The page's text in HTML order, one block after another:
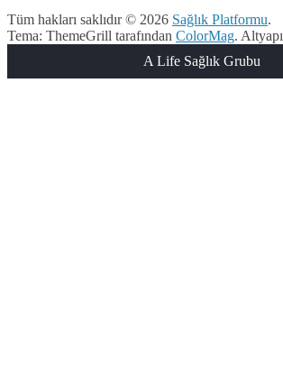
Tüm hakları saklıdır © 2026 Sağlık Platformu.
Tema: ThemeGrill tarafından ColorMag. Altyapı
A Life Sağlık Grubu